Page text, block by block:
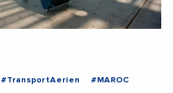
#TransportAerien #MAROC